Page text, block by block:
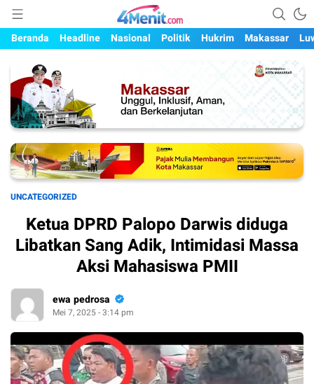
4menit.com
Mengungkap Kisah, Setiap Hari
Beranda
Headline Nasional Politik Hukrim Makassar
UNCATEGORIZED
Ketua DPRD Palopo Darwis diduga
Libatkan Sang Adik, Intimidasi Massa
Aksi Mahasiswa PMII
ewa pedrosa
Mei 7, 2025 - 3:14 pm